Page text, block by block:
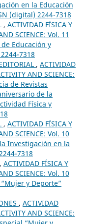
en la Educación
(digital) 2244-7318
, ACTIVIDAD FÍSICA Y
SCIENCE: Vol. 11
Educación y
7318
, ACTIVIDAD
AND SCIENCE:
de Revistas
de la
Física y
, ACTIVIDAD FÍSICA Y
SCIENCE: Vol. 10
Investigación en la
7318
, ACTIVIDAD FÍSICA Y
SCIENCE: Vol. 10
y Deporte”
, ACTIVIDAD
AND SCIENCE: